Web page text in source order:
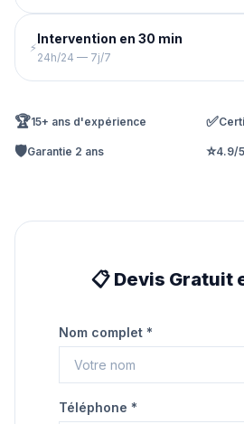
⚡
Intervention en 30 min
24h/24 — 7j/7
🏆15+ ans d'expérience ✅
🛡️Garantie 2 ans ⭐4.9/
📋 Devis Gratuit
Nom complet *
Téléphone *